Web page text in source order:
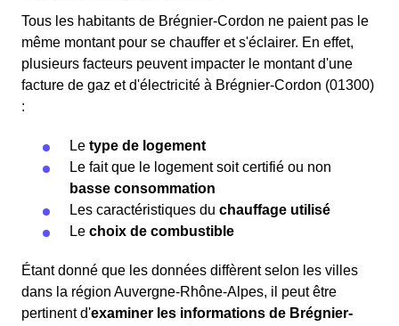
Tous les habitants de Brégnier-Cordon ne paient pas le
même montant pour se chauffer et s'éclairer. En effet,
plusieurs facteurs peuvent impacter le montant d'une
facture de gaz et d'électricité à Brégnier-Cordon (01300)
:
Le type de logement
Le fait que le logement soit certifié ou non
basse consommation
Les caractéristiques du chauffage utilisé
Le choix de combustible
Étant donné que les données diffèrent selon les villes
dans la région Auvergne-Rhône-Alpes, il peut être
pertinent d'examiner les informations de Brégnier-